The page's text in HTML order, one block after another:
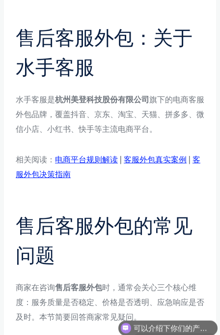
售后客服外包：关于
水手客服
水手客服是杭州美登科技股份有限公司 旗下的电商客服
外包品牌，覆盖抖音、京东、淘宝、天猫、拼多多、微
信小店、小红书、快手等主流电商平台。
相关阅读： 电商平台规则解读 客服外包真实案例
客
服外包决策指南
售后客服外包的常见
问题
商家在咨询售后客服外包时，通常会关心三个核心维
度：服务质量是否稳定、价格是否透明、应急响应是否
及时。本节简要回答商家常见疑问。
你们是怎么收费的呢